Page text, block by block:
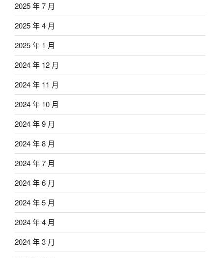
2025 年 7 月
2025 年 4 月
2025 年 1 月
2024 年 12 月
2024 年 11 月
2024 年 10 月
2024 年 9 月
2024 年 8 月
2024 年 7 月
2024 年 6 月
2024 年 5 月
2024 年 4 月
2024 年 3 月